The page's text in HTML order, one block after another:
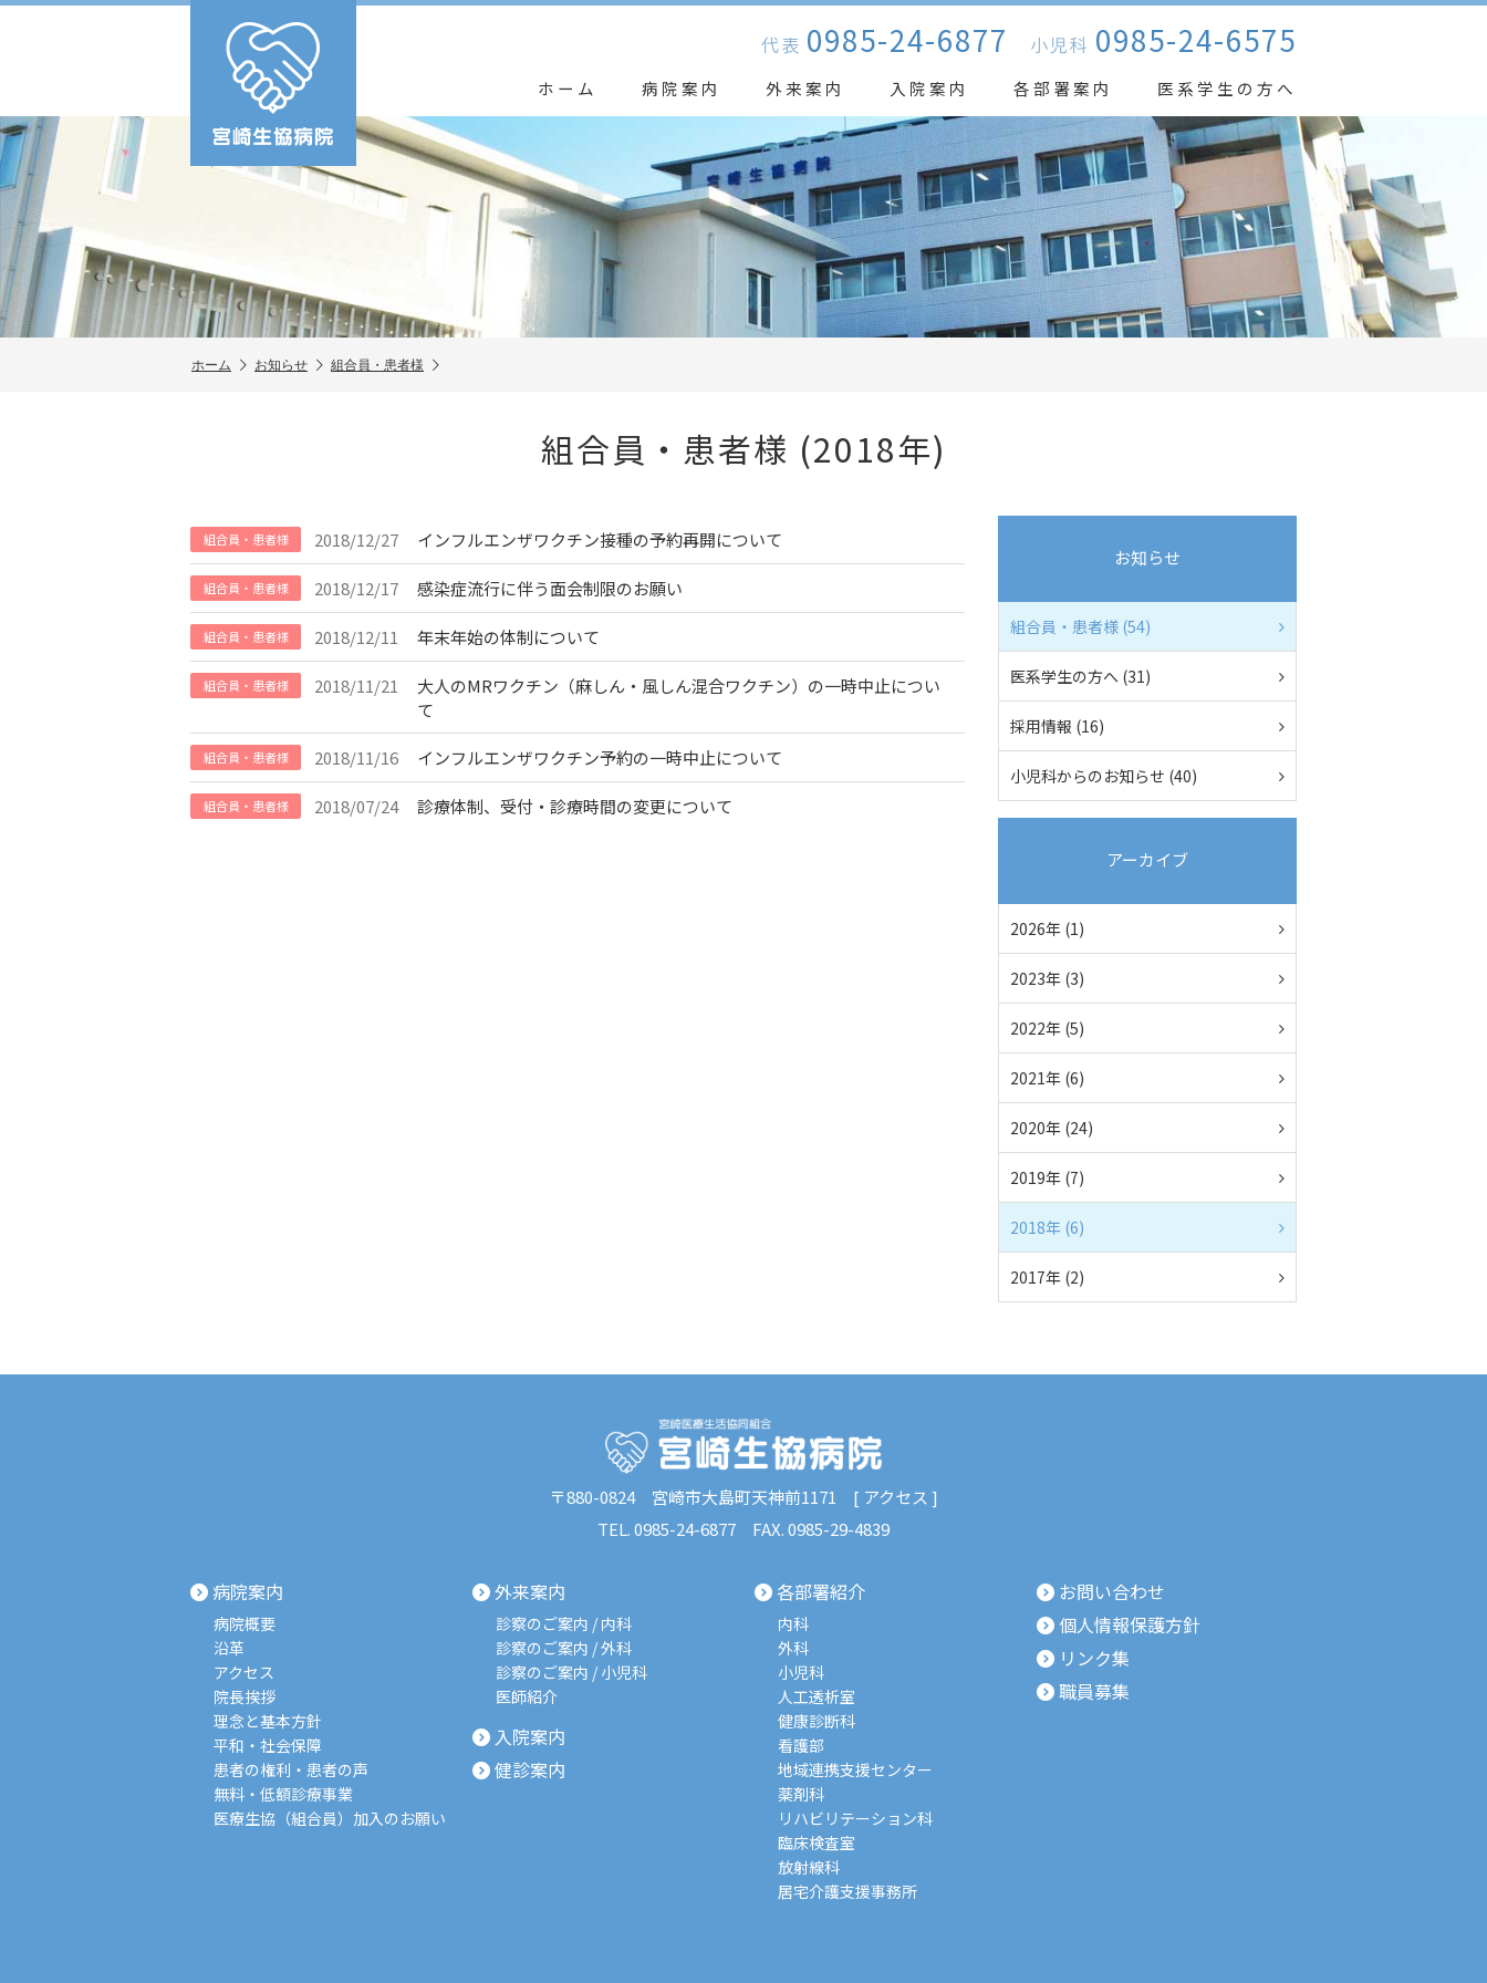
代表 0985-24-6877 小児科 0985-24-6575
ホーム 病院案内 外来案内 入院案内 各部署案内 医系学生の方へ
ホーム お知らせ 組合員・患者様
組合員・患者様 (2018年)
組合員・患者様 2018/12/27 インフルエンザワクチン接種の予約再開について
組合員・患者様 2018/12/17 感染症流行に伴う面会制限のお願い
組合員・患者様 2018/12/11 年末年始の体制について
組合員・患者様 2018/11/21
大人のMRワクチン（麻しん・風しん混合ワクチン）の一時中止につい
て
組合員・患者様 2018/11/16 インフルエンザワクチン予約の一時中止について
組合員・患者様 2018/07/24 診療体制、受付・診療時間の変更について
お知らせ
組合員・患者様 (54)
医系学生の方へ (31)
採用情報 (16)
小児科からのお知らせ (40)
アーカイブ
2026年 (1)
2023年 (3)
2022年 (5)
2021年 (6)
2020年 (24)
2019年 (7)
2018年 (6)
2017年 (2)
〒880-0824 宮崎市大島町天神前1171 [ アクセス ]
TEL.0985-24-6877 FAX. 0985-29-4839
病院案内
病院概要
沿革
アクセス
院長挨拶
理念と基本方針
平和・社会保障
患者の権利・患者の声
無料・低額診療事業
医療生協（組合員）加入のお願い
外来案内
診察のご案内 / 内科
診察のご案内 / 外科
診察のご案内 / 小児科
医師紹介
入院案内
健診案内
各部署紹介
内科
外科
小児科
人工透析室
健康診断科
看護部
地域連携支援センター
薬剤科
リハビリテーション科
臨床検査室
放射線科
居宅介護支援事務所
お問い合わせ
個人情報保護方針
リンク集
職員募集